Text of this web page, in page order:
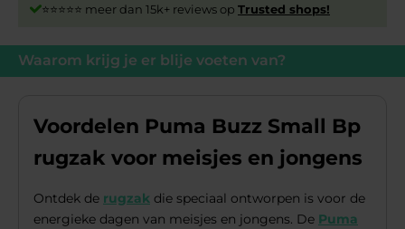
Waarom krijg je er blije voeten van?
Voordelen Puma Buzz Small Bp
rugzak voor meisjes en jongens
Ontdek de rugzak die speciaal ontworpen is voor de
energieke dagen van meisjes en jongens. De Puma
⭐⭐⭐⭐⭐ meer dan 15k+ reviews op Trusted shops!